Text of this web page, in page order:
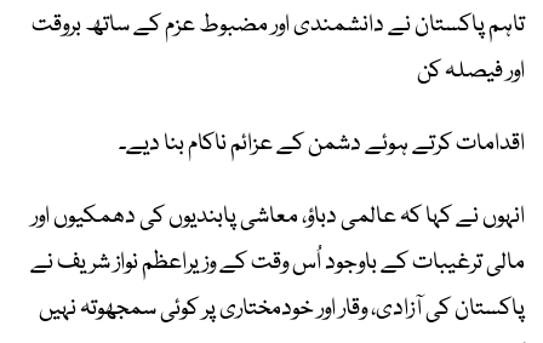
تاہم پاکستان نے دانشمندی اور مضبوط عزم کے ساتھ بروقت
اور فیصلہ کن
اقدامات کرتے ہوئے دشمن کے عزائم ناکام بنا دیے۔
انہوں نے کہا کہ عالمی دباؤ، معاشی پابندیوں کی دھمکیوں اور
مالی ترغیبات کے باوجود اُس وقت کے وزیراعظم نواز شریف نے
پاکستان کی آزادی، وقار اور خودمختاری پر کوئی سمجھوتہ نہیں